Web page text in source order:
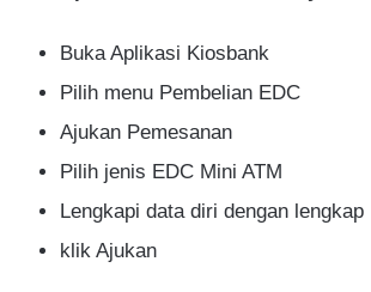
Buka Aplikasi Kiosbank
Pilih menu Pembelian EDC
Ajukan Pemesanan
Pilih jenis EDC Mini ATM
Lengkapi data diri dengan lengkap
klik Ajukan